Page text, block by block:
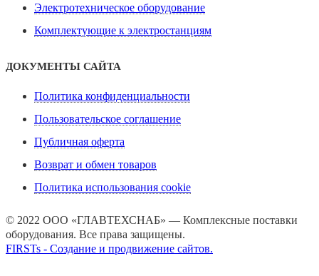
Электротехническое оборудование
Комплектующие к электростанциям
ДОКУМЕНТЫ САЙТА
Политика конфиденциальности
Пользовательское соглашение
Публичная оферта
Возврат и обмен товаров
Политика использования cookie
© 2022 ООО «ГЛАВТЕХСНАБ» — Комплексные поставки
оборудования. Все права защищены.
FIRSTs - Создание и продвижение сайтов.